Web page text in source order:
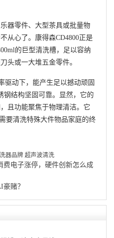
器零件、大型茶具或批量物
从心了。康得森CD4800正是
的巨型清洗槽，足以容纳
头或一大堆五金零件。
驱动下，能产生足以撼动顽固
钢结构坚固可靠。显然，它的
且功能聚焦于物理清洁。它
要清洗特殊大件物品家庭的终
器品牌 超声波清洗
费电子涨停，硬件创新怎么成
赌？